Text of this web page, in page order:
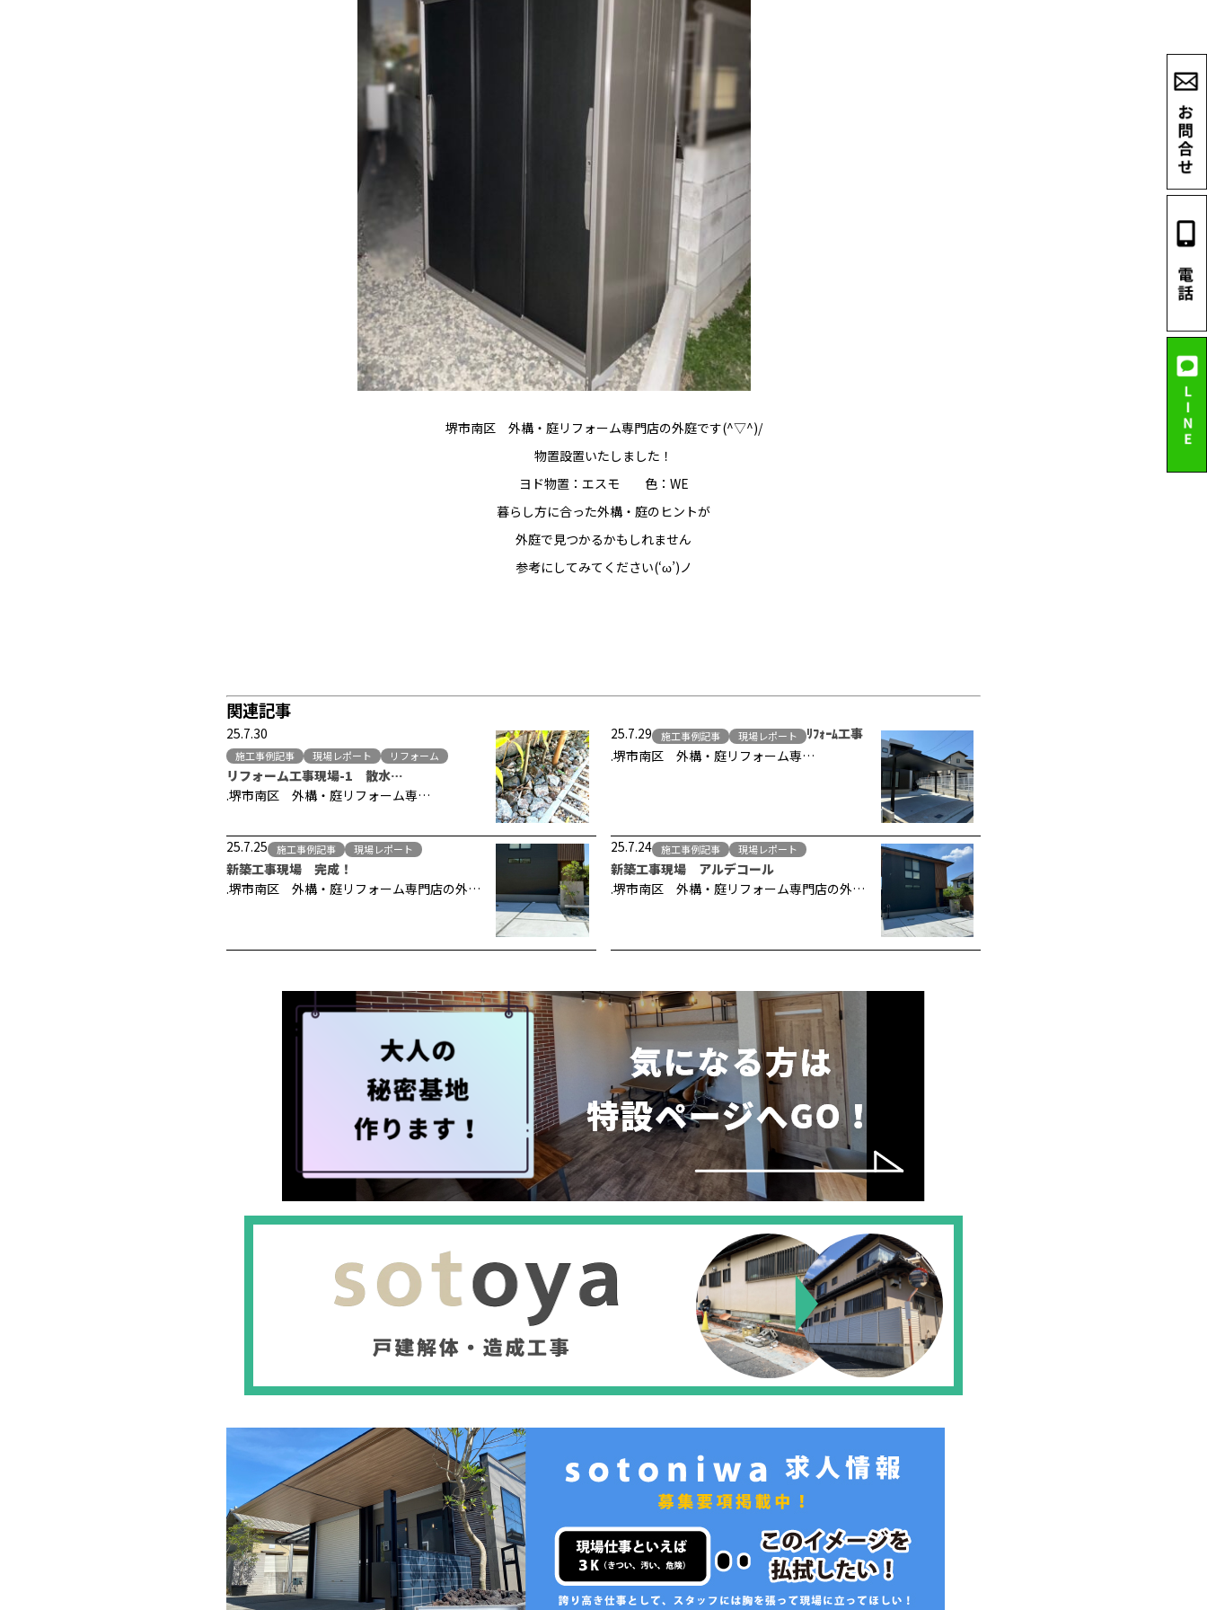
堺市南区 外構・庭リフォーム専門店の外庭です(^▽^)/
物置設置いたしました！
ヨド物置：エスモ 色：WE
暮らし方に合った外構・庭のヒントが
外庭で見つかるかもしれません
参考にしてみてください(‘ω’)ノ
関連記事
25.7.30
施工事例記事 現場レポート リフォーム
リフォーム工事現場-1 散水…
.堺市南区 外構・庭リフォーム専…
25.7.29 施工事例記事 現場レポート
ﾘﾌｫｰﾑ工事
.堺市南区 外構・庭リフォーム専…
25.7.25 施工事例記事 現場レポート
新築工事現場 完成！
.堺市南区 外構・庭リフォーム専門店の外…
25.7.24 施工事例記事 現場レポート
新築工事現場 アルデコール
.堺市南区 外構・庭リフォーム専門店の外…